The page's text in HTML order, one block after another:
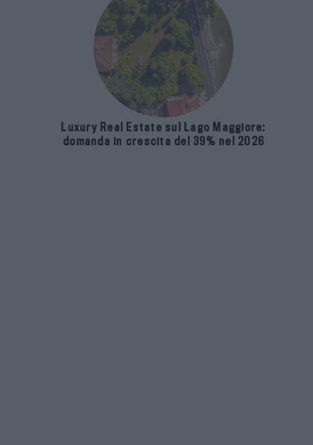
Luxury Real Estate sul Lago Maggiore:
domanda in crescita del 39% nel 2026